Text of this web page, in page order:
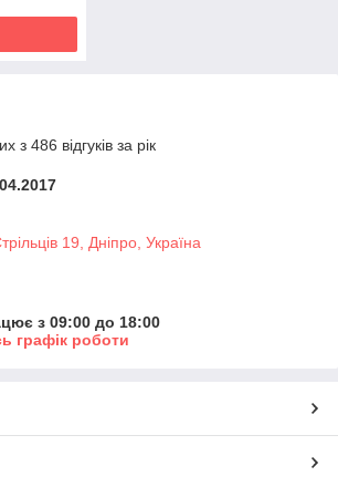
з 486 відгуків за рік
19, Дніпро, Україна
з 09:00 до 18:00
графік роботи